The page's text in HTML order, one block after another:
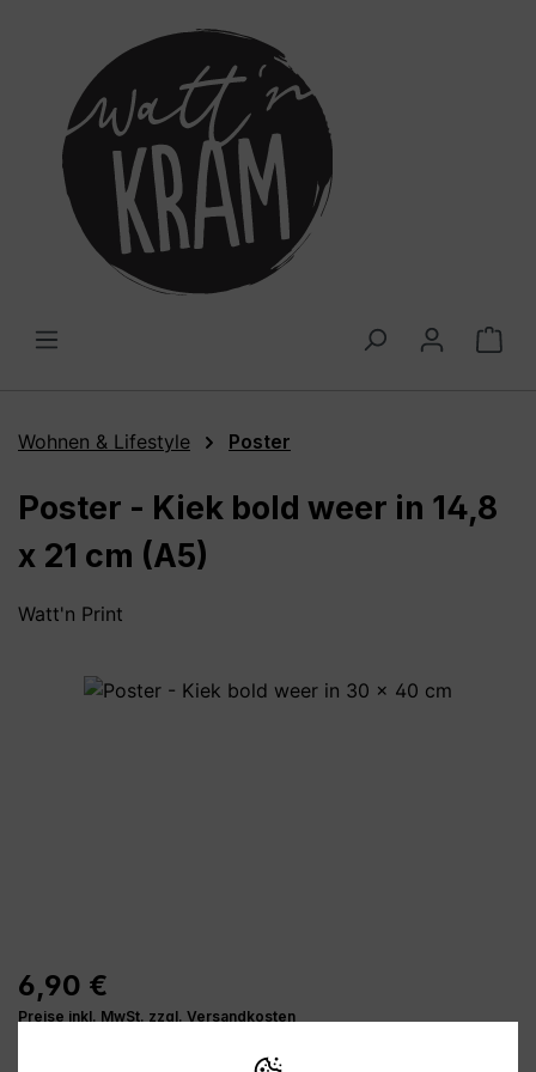
Wohnen & Lifestyle Poster
Poster - Kiek bold weer in 14,8
x 21 cm (A5)
Watt'n Print
Bildergalerie überspringen
6,90 €
Preise inkl. MwSt. zzgl. Versandkosten